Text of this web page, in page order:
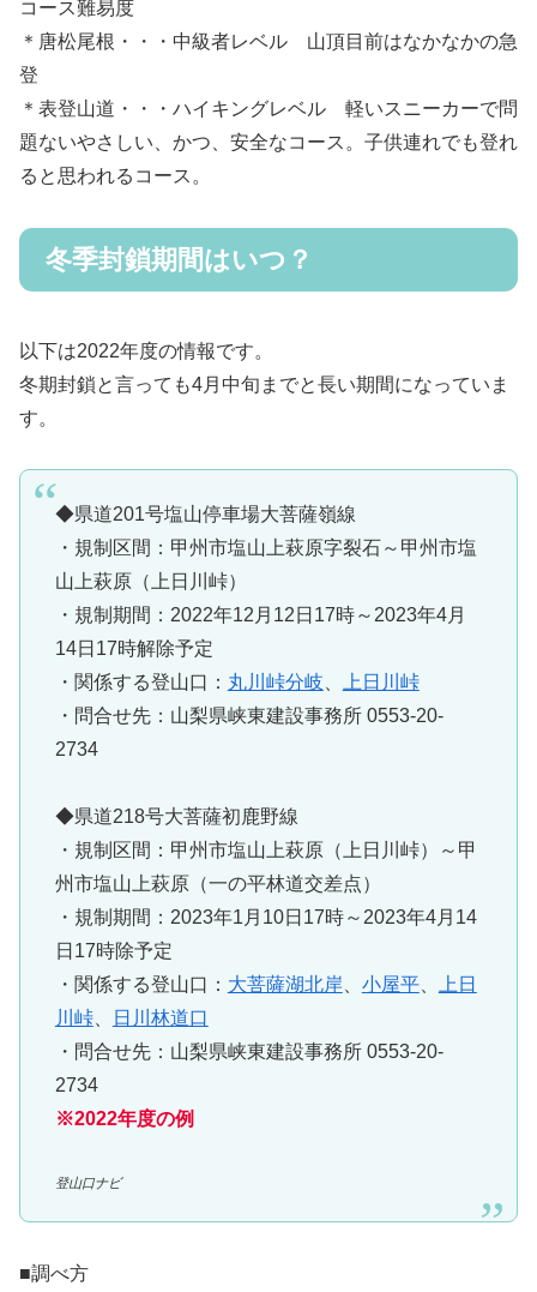
コース難易度
＊唐松尾根・・・中級者レベル 山頂目前はなかなかの急
登
＊表登山道・・・ハイキングレベル 軽いスニーカーで問
題ないやさしい、かつ、安全なコース。子供連れでも登れ
ると思われるコース。
冬季封鎖期間はいつ？
以下は2022年度の情報です。
冬期封鎖と言っても4月中旬までと長い期間になっていま
す。
◆県道201号塩山停車場大菩薩嶺線
・規制区間：甲州市塩山上萩原字裂石～甲州市塩
山上萩原（上日川峠）
・規制期間：2022年12月12日17時～2023年4月
14日17時解除予定
・関係する登山口： 丸川峠分岐
上日川峠
・問合せ先：山梨県峡東建設事務所 0553-20-
2734
◆県道218号大菩薩初鹿野線
・規制区間：甲州市塩山上萩原（上日川峠）～甲
州市塩山上萩原（一の平林道交差点）
・規制期間：2023年1月10日17時～2023年4月14
日17時除予定
・関係する登山口： 大菩薩湖北岸 小屋平、
上日
川峠、
日川林道口
・問合せ先：山梨県峡東建設事務所 0553-20-
2734
※2022年度の例
登山口ナビ
■調べ方